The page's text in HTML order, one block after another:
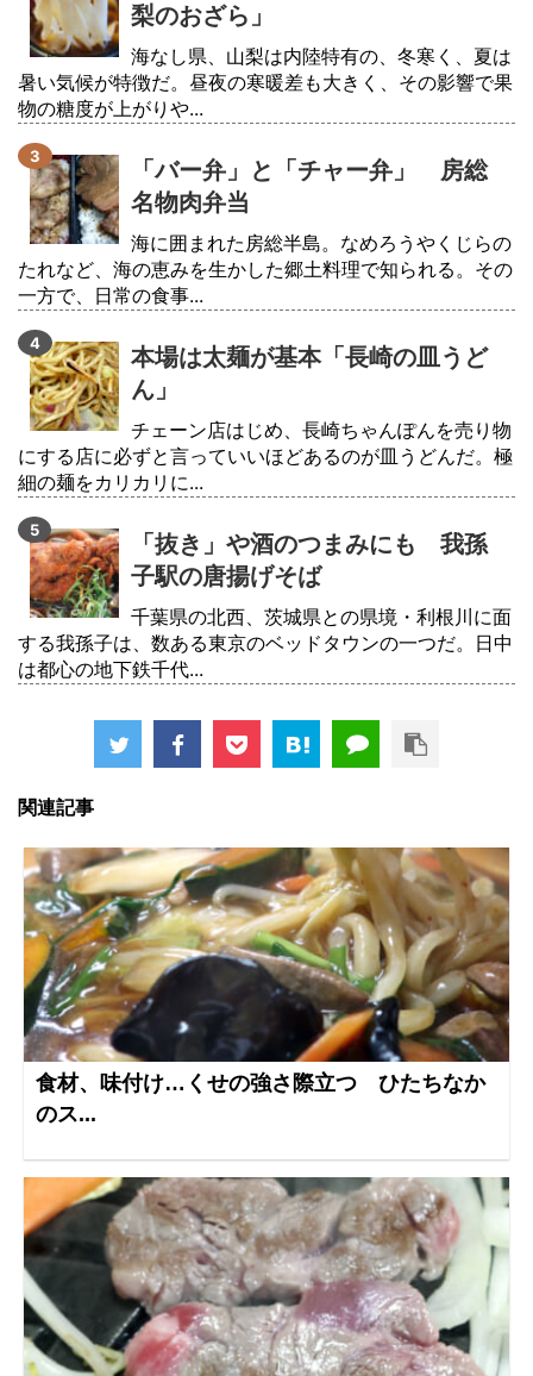
梨のおざら」
海なし県、山梨は内陸特有の、冬寒く、夏は
暑い気候が特徴だ。昼夜の寒暖差も大きく、その影響で果
物の糖度が上がりや...
「バー弁」と「チャー弁」 房総
名物肉弁当
海に囲まれた房総半島。なめろうやくじらの
たれなど、海の恵みを生かした郷土料理で知られる。その
一方で、日常の食事...
本場は太麺が基本「長崎の皿うど
ん」
チェーン店はじめ、長崎ちゃんぽんを売り物
にする店に必ずと言っていいほどあるのが皿うどんだ。極
細の麺をカリカリに...
「抜き」や酒のつまみにも 我孫
子駅の唐揚げそば
千葉県の北西、茨城県との県境・利根川に面
する我孫子は、数ある東京のベッドタウンの一つだ。日中
は都心の地下鉄千代...
関連記事
食材、味付け…くせの強さ際立つ ひたちなか
のス...